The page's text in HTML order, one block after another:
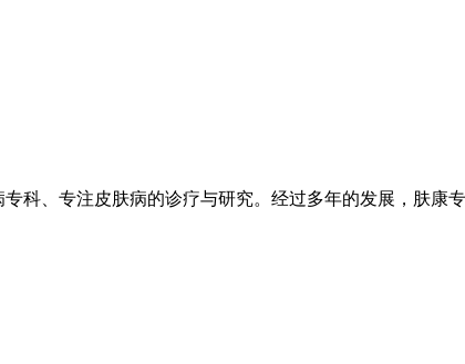
科、专注皮肤病的诊疗与研究。经过多年的发展，肤康